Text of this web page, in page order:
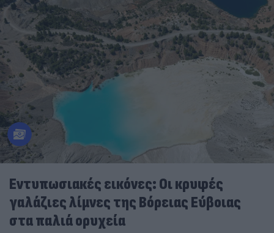
Εντυπωσιακές εικόνες: Οι κρυφές
γαλάζιες λίμνες της Βόρειας Εύβοιας
στα παλιά ορυχεία